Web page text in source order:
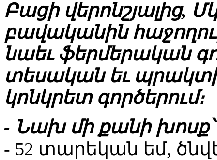
Բացի վերոնշյալից,
բավականին
նաեւ ֆերմերական
տեսական եւ
կոնկրետ գործերում։
- Նախ մի քանի խոսք՝
- 52 տարեկան եմ,